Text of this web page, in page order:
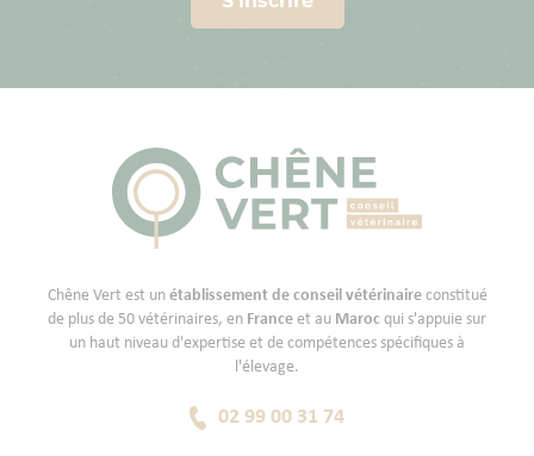
Chêne Vert est un établissement de conseil vétérinaireconstitué
de plus de 50 vétérinaires, en France et au Maroc qui s'appuie sur
un haut niveau d'expertise et de compétences spécifiques à
l'élevage.
02 99 00 31 74